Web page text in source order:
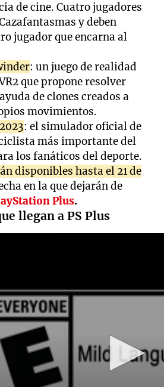
de cine. Cuatro jugadores
y deben
jugador que encarna al
: un juego de realidad
que propone resolver
de clones creados a
movimientos.
: el simulador oficial de
más importante del
los fanáticos del deporte.
disponibles hasta el 21 de
en la que dejarán de
Plus.
llegan a PS Plus